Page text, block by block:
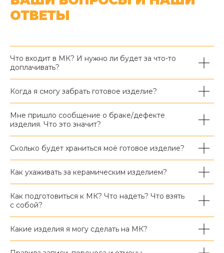
ОТВЕТЫ
Что входит в МК? И нужно ли будет за что-то
доплачивать?
Когда я смогу забрать готовое изделие?
Мне пришло сообщение о браке/дефекте
изделия. Что это значит?
Сколько будет храниться моё готовое изделие?
Как ухаживать за керамическим изделием?
Как подготовиться к МК? Что надеть? Что взять
с собой?
Какие изделия я могу сделать на МК?